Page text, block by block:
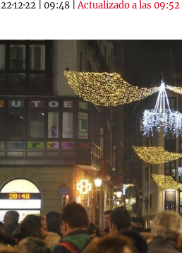
22·12·22 09:48 |Actualizado a las 09:52